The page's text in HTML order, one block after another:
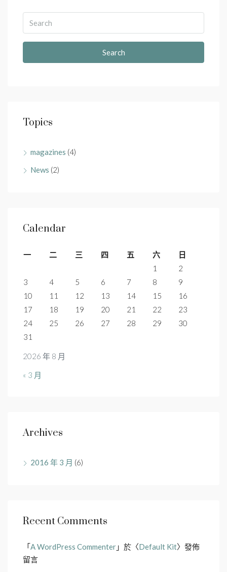
Search
Topics
magazines (4)
News (2)
Calendar
2026 年 8 月
一 二 三 四 五 六
日
1
2
3
4 5 6 7 8
9
10
11 12 13 14 15
16
17
18 19 20 21 22
23
24
25 26 27 28 29
30
31
« 3 月
Archives
2016 年 3 月 (6)
Recent Comments
「A WordPress Commenter 」於〈Default Kit〉發佈
留言